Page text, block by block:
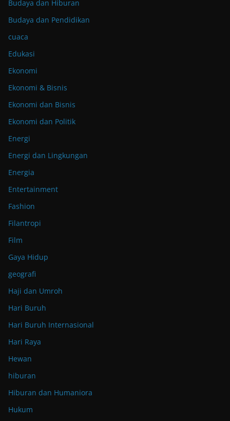
Budaya dan Hiburan
Budaya dan Pendidikan
cuaca
Edukasi
Ekonomi
Ekonomi & Bisnis
Ekonomi dan Bisnis
Ekonomi dan Politik
Energi
Energi dan Lingkungan
Energia
Entertainment
Fashion
Filantropi
Film
Gaya Hidup
geografi
Haji dan Umroh
Hari Buruh
Hari Buruh Internasional
Hari Raya
Hewan
hiburan
Hiburan dan Humaniora
Hukum